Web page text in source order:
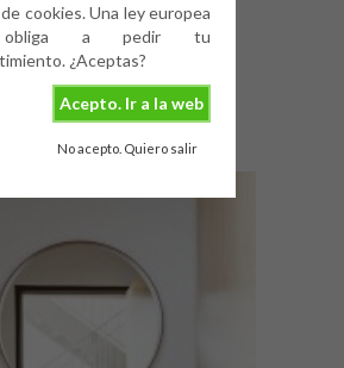
cookies. Una ley europea
a pedir tu
¿Aceptas?
Acepto. Ir a la web
No acepto. Quiero salir